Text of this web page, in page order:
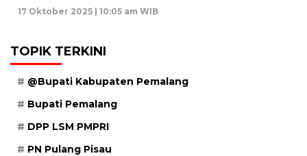
17 Oktober 2025 | 10:05 am WIB
TOPIK TERKINI
@Bupati Kabupaten Pemalang
Bupati Pemalang
DPP LSM PMPRI
PN Pulang Pisau